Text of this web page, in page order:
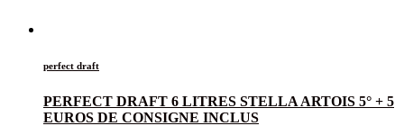
perfect draft
PERFECT DRAFT 6 LITRES STELLA ARTOIS 5° + 5
EUROS DE CONSIGNE INCLUS